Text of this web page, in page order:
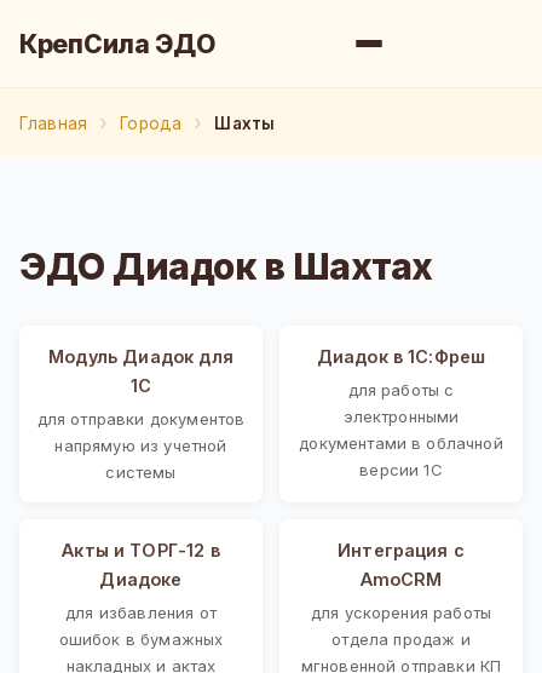
КрепСила ЭДО
Главная Города Шахты
ЭДО Диадок в Шахтах
Модуль Диадок для
1С
для отправки документов
напрямую из учетной
системы
Диадок в 1С:Фреш
для работы с
электронными
документами в облачной
версии 1С
Акты и ТОРГ-12 в
Диадоке
для избавления от
ошибок в бумажных
накладных и актах
Интеграция с
AmoCRM
для ускорения работы
отдела продаж и
мгновенной отправки КП